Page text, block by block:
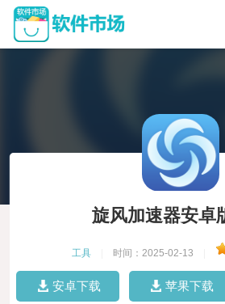
旋风加速器安卓
工具 时间：2025-02-13
安卓下载 苹果下载